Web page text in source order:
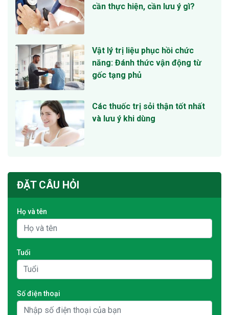
cần thực hiện, cần lưu ý gì?
Vật lý trị liệu phục hồi chức
năng: Đánh thức vận động từ
gốc tạng phủ
Các thuốc trị sỏi thận tốt nhất
và lưu ý khi dùng
ĐẶT CÂU HỎI
Họ và tên
Tuổi
Số điện thoại